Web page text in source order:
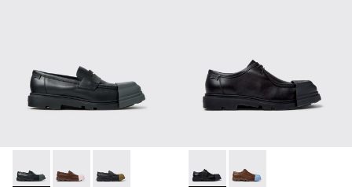
Junction - K100956-012 - รองเท้ามอคคาซินหนังสีดําสําหรับ
Junction - K100956-010 - รองเท้ามอคคาซินสีน้ําตาล
Junction - K100956-009 - รองเท้ามอคคาซิน
Junction - K100872-029 -
Junction -